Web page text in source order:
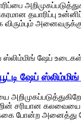
ஷேப்
சரியான
போன்ற அனைத்து